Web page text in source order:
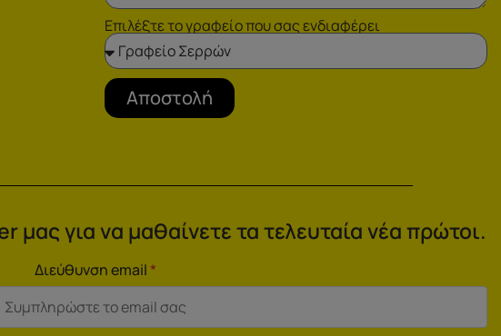
Επιλέξτε το γραφείο που σας ενδιαφέρει
Αποστολή
για να μαθαίνετε τα τελευταία νέα πρώτοι.
Διεύθυνση email*